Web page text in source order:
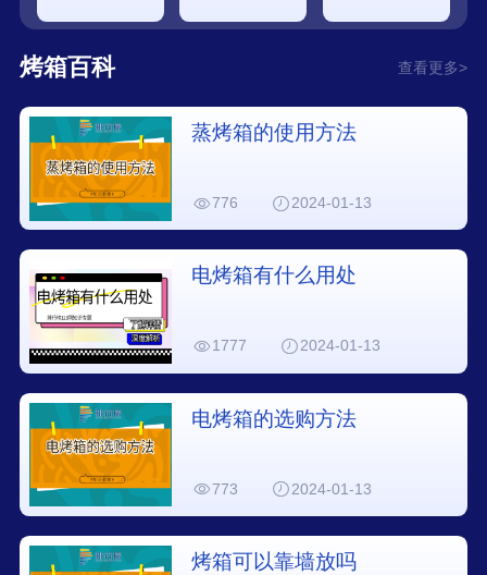
烤箱百科 查看更多>
蒸烤箱的使用方法
776 2024-01-13
电烤箱有什么用处
1777 2024-01-13
电烤箱的选购方法
773 2024-01-13
烤箱可以靠墙放吗